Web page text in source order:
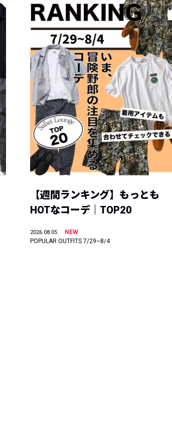
【週間ランキング】もっとも
HOTなコーデ｜TOP20
2026.08.05
NEW
POPULAR OUTFITS 7/29~8/4